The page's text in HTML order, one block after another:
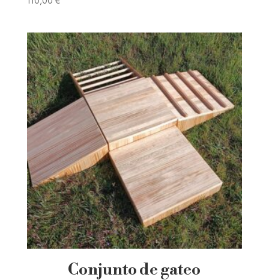
Conjunto de gateo